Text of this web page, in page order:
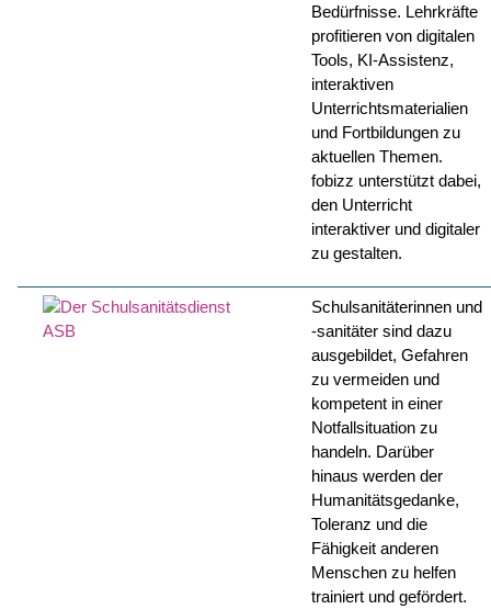
Bedürfnisse. Lehrkräfte
profitieren von digitalen
Tools, KI-Assistenz,
interaktiven
Unterrichtsmaterialien
und Fortbildungen zu
aktuellen Themen.
fobizz unterstützt dabei,
den Unterricht
interaktiver und digitaler
zu gestalten.
Schulsanitäterinnen und
-sanitäter sind dazu
ausgebildet, Gefahren
zu vermeiden und
kompetent in einer
Notfallsituation zu
handeln. Darüber
hinaus werden der
Humanitätsgedanke,
Toleranz und die
Fähigkeit anderen
Menschen zu helfen
trainiert und gefördert.